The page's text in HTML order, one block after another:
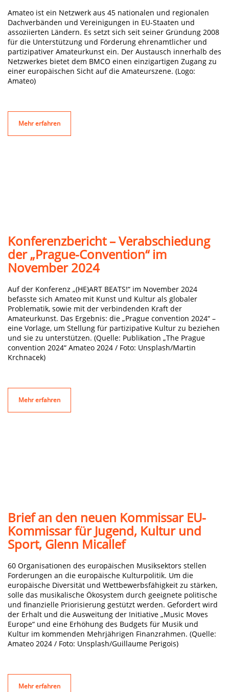
Amateo ist ein Netzwerk aus 45 nationalen und regionalen
Dachverbänden und Vereinigungen in EU-Staaten und
assoziierten Ländern. Es setzt sich seit seiner Gründung 2008
für die Unterstützung und Förderung ehrenamtlicher und
partizipativer Amateurkunst ein. Der Austausch innerhalb des
Netzwerkes bietet dem BMCO einen einzigartigen Zugang zu
einer europäischen Sicht auf die Amateurszene. (Logo:
Amateo)
Mehr erfahren
Konferenzbericht – Verabschiedung
der „Prague-Convention“ im
November 2024
Auf der Konferenz „(HE)ART BEATS!“ im November 2024
befasste sich Amateo mit Kunst und Kultur als globaler
Problematik, sowie mit der verbindenden Kraft der
Amateurkunst. Das Ergebnis: die „Prague convention 2024“ –
eine Vorlage, um Stellung für partizipative Kultur zu beziehen
und sie zu unterstützen. (Quelle: Publikation „The Prague
convention 2024“ Amateo 2024 / Foto: Unsplash/Martin
Krchnacek)
Mehr erfahren
Brief an den neuen Kommissar EU-
Kommissar für Jugend, Kultur und
Sport, Glenn Micallef
60 Organisationen des europäischen Musiksektors stellen
Forderungen an die europäische Kulturpolitik. Um die
europäische Diversität und Wettbewerbsfähigkeit zu stärken,
solle das musikalische Ökosystem durch geeignete politische
und finanzielle Priorisierung gestützt werden. Gefordert wird
der Erhalt und die Ausweitung der Initiative „Music Moves
Europe“ und eine Erhöhung des Budgets für Musik und
Kultur im kommenden Mehrjährigen Finanzrahmen. (Quelle:
Amateo 2024 / Foto: Unsplash/Guillaume Perigois)
Mehr erfahren